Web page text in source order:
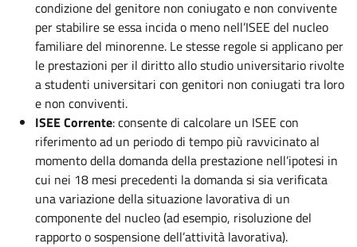
condizione del genitore non coniugato e non convivente
per stabilire se essa incida o meno nell’ISEE del nucleo
familiare del minorenne. Le stesse regole si applicano per
le prestazioni per il diritto allo studio universitario rivolte
a studenti universitari con genitori non coniugati tra loro
e non conviventi.
ISEE Corrente: consente di calcolare un ISEE con
riferimento ad un periodo di tempo più ravvicinato al
momento della domanda della prestazione nell’ipotesi in
cui nei 18 mesi precedenti la domanda si sia verificata
una variazione della situazione lavorativa di un
componente del nucleo (ad esempio, risoluzione del
rapporto o sospensione dell’attività lavorativa).